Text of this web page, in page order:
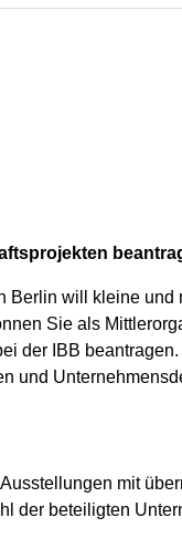
Berlin will kleine und
Sie als
der IBB
und
mit
der beteiligten